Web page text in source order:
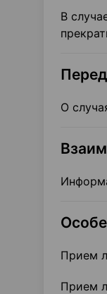
В
О
Прием
Прием